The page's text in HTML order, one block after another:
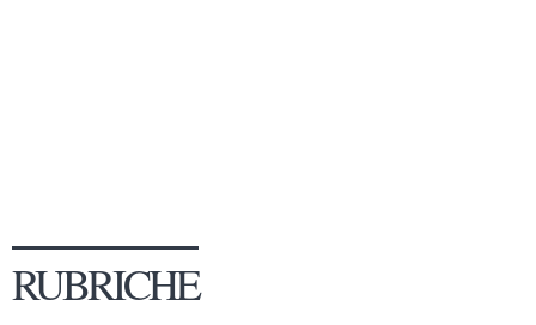
Tabù Festival 2014
A Tutto Volume
RUBRICHE